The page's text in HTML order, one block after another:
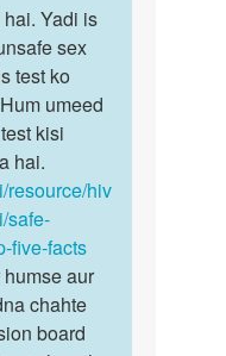
Yadi is
sex
test ko
umeed
kisi
hai.
resource/hiv
safe-
five-facts
aur
chahte
board